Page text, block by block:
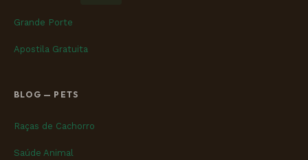
Grande Porte
Apostila Gratuita
BLOG — PETS
Raças de Cachorro
Saúde Animal